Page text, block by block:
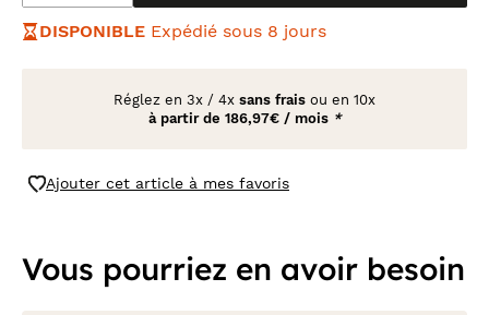
DISPONIBLE Expédié sous 8 jours
Réglez en 3x / 4x sans frais ou en 10x
à partir de 186,97€ / mois *
Ajouter cet article à mes favoris
Vous pourriez en avoir besoin